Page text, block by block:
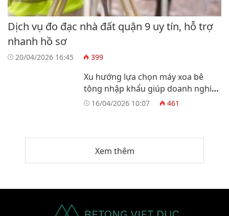
Dịch vụ đo đạc nhà đất quận 9 uy tín, hỗ trợ
nhanh hồ sơ
20/04/2026 16:45 399
Xu hướng lựa chọn máy xoa bê
tông nhập khẩu giúp doanh nghiệp
tối ưu vận hành
16/04/2026 10:07 461
Xem thêm